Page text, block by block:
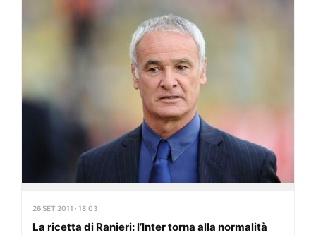
26 SET 2011 · 18:03
La ricetta di Ranieri: l’Inter torna alla normalità